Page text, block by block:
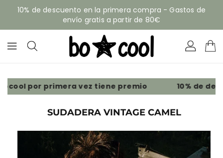
10% de descuento en la primera compra - Gastos de
envío gratis a partir de 80€
por primera vez tiene premio 10% de
SUDADERA VINTAGE CAMEL